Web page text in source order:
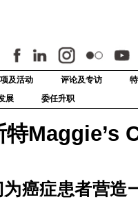
及活动 评论及专访
展 委任升职
Maggie’s
癌症患者营造